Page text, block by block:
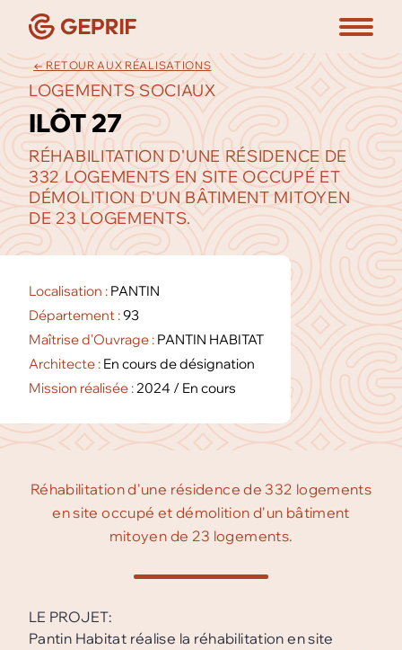
← RETOUR AUX RÉALISATIONS
LOGEMENTS SOCIAUX
ILÔT 27
RÉHABILITATION D'UNE RÉSIDENCE DE
332 LOGEMENTS EN SITE OCCUPÉ ET
DÉMOLITION D'UN BÂTIMENT MITOYEN
DE 23 LOGEMENTS.
Localisation : PANTIN
Département :93
Maîtrise d'Ouvrage : PANTIN HABITAT
Architecte : En cours de désignation
Mission réalisée :2024 / En cours
Réhabilitation d'une résidence de 332 logements
en site occupé et démolition d'un bâtiment
mitoyen de 23 logements.
LE PROJET:
Pantin Habitat réalise la réhabilitation en site